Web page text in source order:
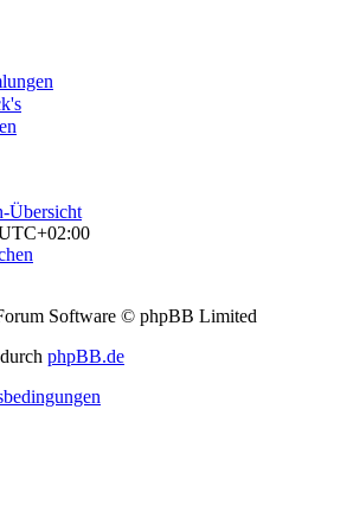
Übersicht
Software © phpBB Limited
phpBB.de